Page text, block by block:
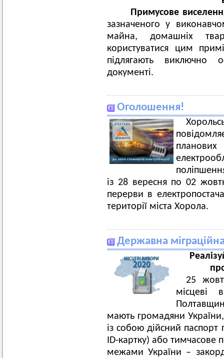
Примусове
зазначеного у
майна, домашніх
користуватися цим
підлягають виключно
документі.
Оголошення!
із 28 вересня по 02
перерви в
території міста Хорола.
Державна
25
місцеві
мають громадяни
із собою дійсний
ID-картку) або тимчасове
межами України –